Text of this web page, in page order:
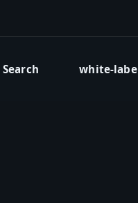
Search white-